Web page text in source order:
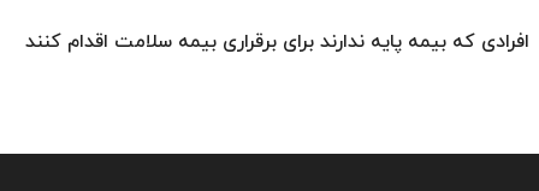
افرادی که بیمه پایه ندارند برای برقراری بیمه سلامت اقدام کنند